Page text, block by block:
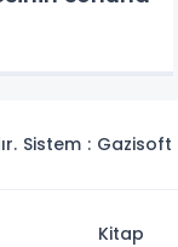
Sistem : Gazisoft
Kitap